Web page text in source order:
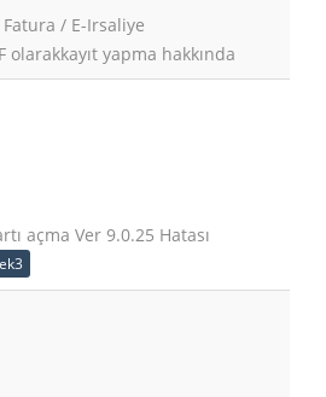
/ E-Irsaliye
olarakkayıt yapma hakkında
açma Ver 9.0.25 Hatası